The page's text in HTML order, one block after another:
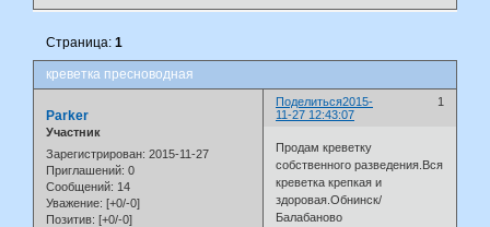
креветка пресноводная
Страница:1
Поделиться 1
2015-
11-27 12:43:07
Parker
Участник
Зарегистрирован: 2015-11-27
Приглашений: 0
Сообщений: 14
Уважение: [+0/-0]
Позитив: [+0/-0]
Продам креветку
собственного разведения.Вся
креветка крепкая и
здоровая.Обнинск/
Балабаново